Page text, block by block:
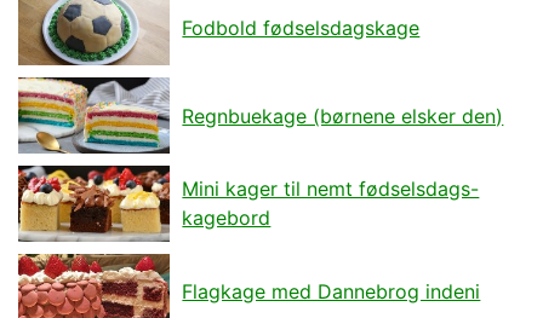
Fodbold fødselsdagskage
Regnbuekage (børnene elsker den)
Mini kager til nemt fødselsdags-
kagebord
Flagkage med Dannebrog indeni